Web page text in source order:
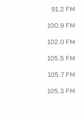
91.2 FM
100.9 FM
102.0 FM
105.5 FM
105.7 FM
105.3 FM